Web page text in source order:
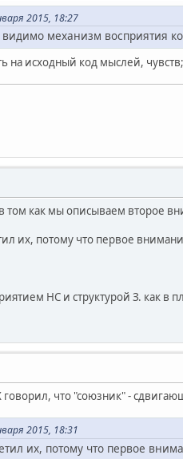
2015, 18:27
механизм восприятия
на исходный код мыслей,
как мы описываем второе
их, потому что первое
НС и структурой З. как в
говорил, что "союзник" -
2015, 18:31
их, потому что первое